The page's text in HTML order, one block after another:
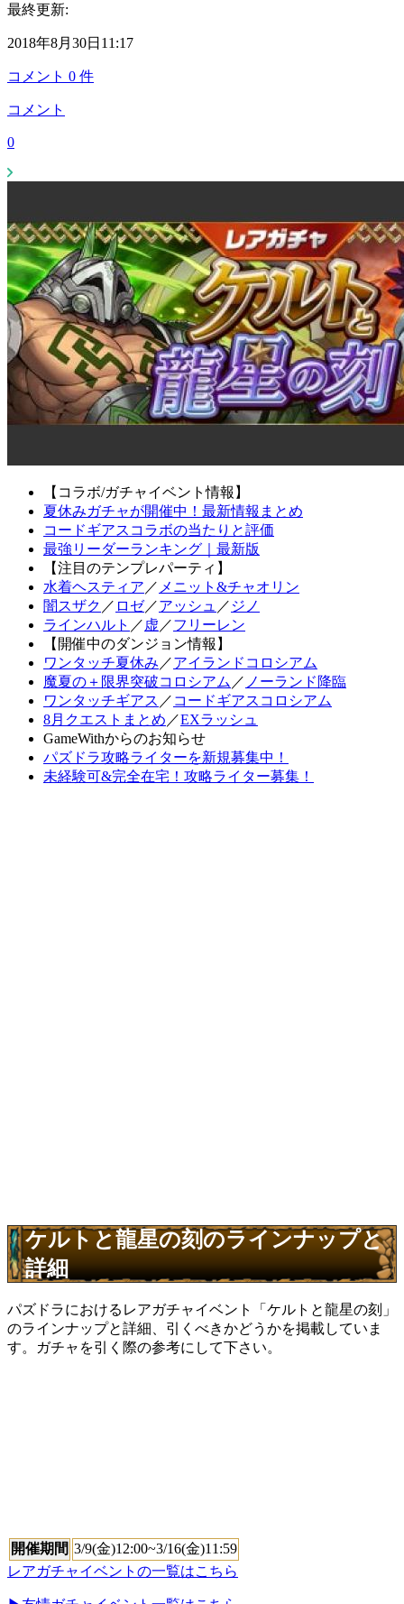
最終更新:
2018年8月30日11:17
コメント 0 件
コメント
0
【コラボ/ガチャイベント情報】
夏休みガチャが開催中！最新情報まとめ
コードギアスコラボの当たりと評価
最強リーダーランキング｜最新版
【注目のテンプレパーティ】
水着ヘスティア ／ メニット&チャオリン
闇スザク ／ ロゼ／アッシュ ／ ジノ
ラインハルト ／ 虚 ／フリーレン
【開催中のダンジョン情報】
ワンタッチ夏休み ／アイランドコロシアム
魔夏の＋限界突破コロシアム ／ ノーランド降臨
ワンタッチギアス ／ コードギアスコロシアム
8月クエストまとめ ／EXラッシュ
GameWithからのお知らせ
パズドラ攻略ライターを新規募集中！
未経験可&完全在宅！攻略ライター募集！
ケルトと龍星の刻のラインナップと
詳細
パズドラにおけるレアガチャイベント「ケルトと龍星の刻」
のラインナップと詳細、引くべきかどうかを掲載していま
す。ガチャを引く際の参考にして下さい。
開催期間 3/9(金)12:00~3/16(金)11:59
レアガチャイベントの一覧はこちら